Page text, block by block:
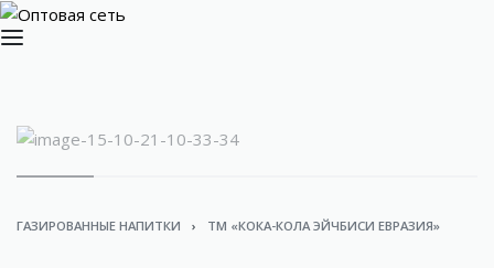
ГАЗИРОВАННЫЕ НАПИТКИ › ТМ «КОКА-КОЛА ЭЙЧБИСИ ЕВРАЗИЯ»